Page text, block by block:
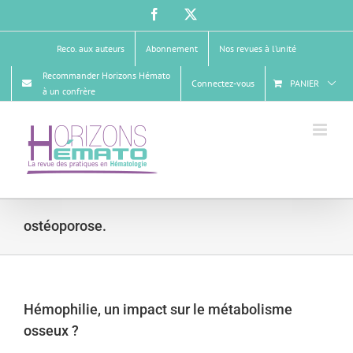
Facebook
Reco. aux auteurs Abonnement Nos revues à l’unité
Recommander Horizons Hémato
à un confrère
Connectez-vous PANIER
ostéoporose.
Hémophilie, un impact sur le métabolisme
osseux ?